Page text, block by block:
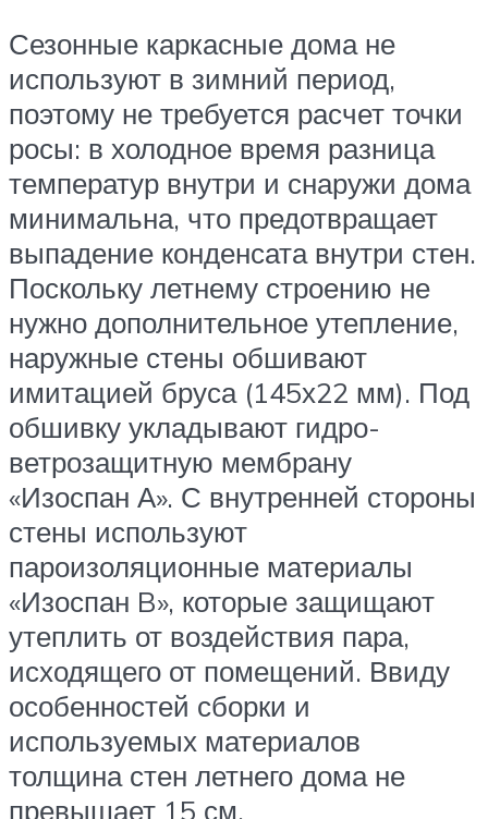
Сезонные каркасные дома не
используют в зимний период,
поэтому не требуется расчет точки
росы: в холодное время разница
температур внутри и снаружи дома
минимальна, что предотвращает
выпадение конденсата внутри стен.
Поскольку летнему строению не
нужно дополнительное утепление,
наружные стены обшивают
имитацией бруса (145х22 мм). Под
обшивку укладывают гидро-
ветрозащитную мембрану
«Изоспан А». С внутренней стороны
стены используют
пароизоляционные материалы
«Изоспан B», которые защищают
утеплить от воздействия пара,
исходящего от помещений. Ввиду
особенностей сборки и
используемых материалов
толщина стен летнего дома не
превышает 15 см.